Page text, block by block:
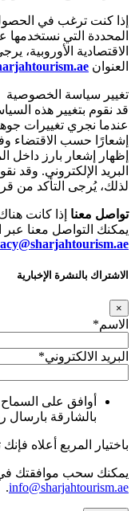
إذا كنت ترغب في
المحددة التي نستخدمها
الاقتصادية الأوروبية،
العنوان
تغيير سياسة الخصوصية
قد نقوم بتغيير هذه
عندما نجري تغييرات
إشعارًا حسب الاقتضاء
إظهار إشعار بارز داخل
البريد الإلكتروني. وقد
لذلك، يُرجى التأكد من
تواصل معنا إذا كانت
يمكنك التواصل معنا عبر
الاشتراك بالنشرة الإخبارية
×
الاسم*
البريد الالكتروني*
أوافق على السماح
بالشارقة بارسال
باختيار المربع أعلاه
يمكنك سحب موافقتك
info@sharjahtourism.ae
.